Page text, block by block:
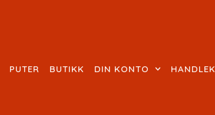
PUTER BUTIKK DIN KONTO